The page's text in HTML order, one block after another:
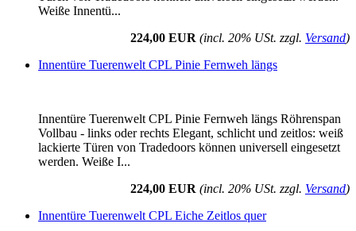
Weiße Innentü...
224,00 EUR (incl. 20% USt. zzgl. Versand)
Innentüre Tuerenwelt CPL Pinie Fernweh längs
Innentüre Tuerenwelt CPL Pinie Fernweh längs Röhrenspan
Vollbau - links oder rechts Elegant, schlicht und zeitlos: weiß
lackierte Türen von Tradedoors können universell eingesetzt
werden. Weiße I...
224,00 EUR (incl. 20% USt. zzgl. Versand)
Innentüre Tuerenwelt CPL Eiche Zeitlos quer